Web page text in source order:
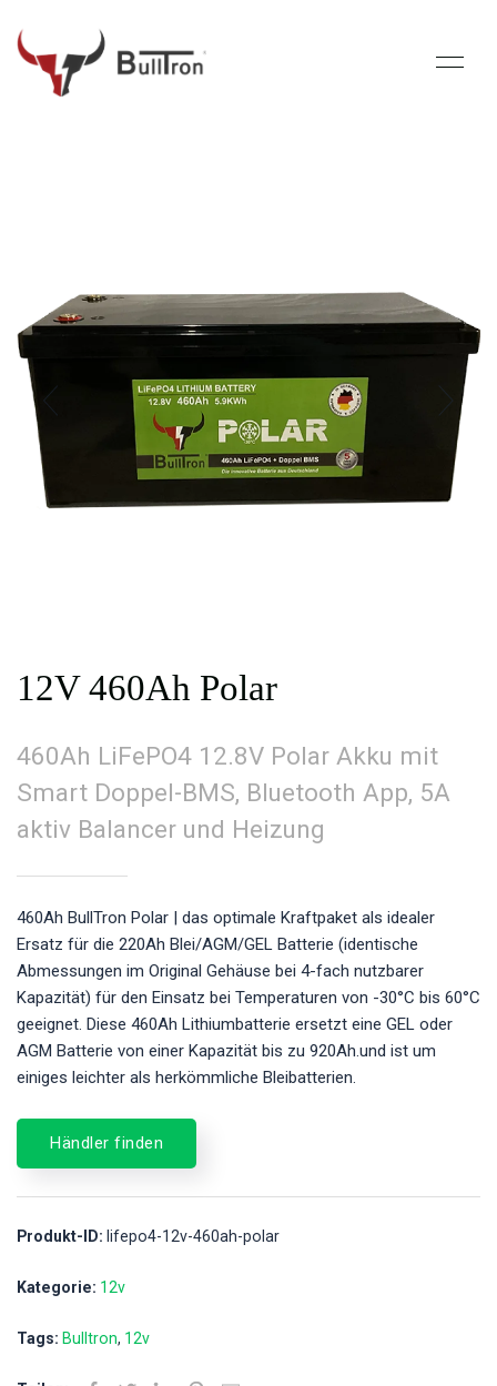
12V 460Ah Polar
460Ah LiFePO4 12.8V Polar Akku mit
Smart Doppel-BMS, Bluetooth App, 5A
aktiv Balancer und Heizung
460Ah BullTron Polar | das optimale Kraftpaket als idealer
Ersatz für die 220Ah Blei/AGM/GEL Batterie (identische
Abmessungen im Original Gehäuse bei 4-fach nutzbarer
Kapazität) für den Einsatz bei Temperaturen von -30°C bis 60°C
geeignet. Diese 460Ah Lithiumbatterie ersetzt eine GEL oder
AGM Batterie von einer Kapazität bis zu 920Ah.und ist um
einiges leichter als herkömmliche Bleibatterien.
Händler finden
Produkt-ID: lifepo4-12v-460ah-polar
Kategorie: 12v
Tags: Bulltron 12v